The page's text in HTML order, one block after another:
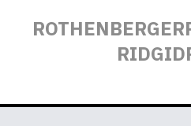
ROTHENBERGER
RIDGID